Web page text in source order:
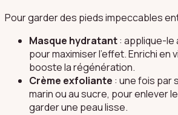
Pour garder des pieds impeccables
Masque hydratant: applique-le
pour maximiser l'effet. Enrichi en
booste la régénération.
Crème exfoliante : une fois par
marin ou au sucre, pour enlever
garder une peau lisse.